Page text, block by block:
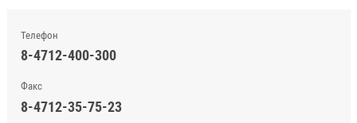
Телефон
8-4712-400-300
Факс
8-4712-35-75-23